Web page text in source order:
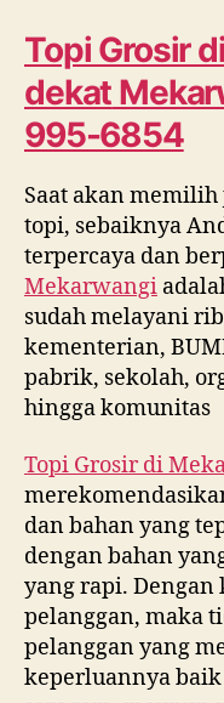
Topi Grosir
dekat
995-6854
Saat akan
topi, sebaiknya
terpercaya dan
Mekarwangi
sudah melayani
kementerian,
pabrik, sekolah,
hingga komunitas
Topi Grosir di
dan bahan yang
dengan bahan
yang rapi. Dengan
pelanggan, maka
pelanggan yang
keperluannya